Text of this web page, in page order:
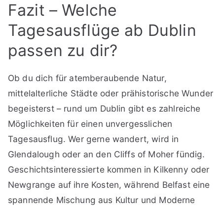
Fazit – Welche
Tagesausflüge ab Dublin
passen zu dir?
Ob du dich für atemberaubende Natur,
mittelalterliche Städte oder prähistorische Wunder
begeisterst – rund um Dublin gibt es zahlreiche
Möglichkeiten für einen unvergesslichen
Tagesausflug. Wer gerne wandert, wird in
Glendalough oder an den Cliffs of Moher fündig.
Geschichtsinteressierte kommen in Kilkenny oder
Newgrange auf ihre Kosten, während Belfast eine
spannende Mischung aus Kultur und Moderne